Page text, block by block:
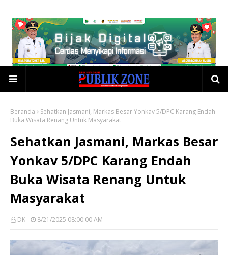
Beranda
Sehatkan Jasmani, Markas Besar Yonkav 5/DPC Karang Endah
Buka Wisata Renang Untuk Masyarakat
Sehatkan Jasmani, Markas Besar
Yonkav 5/DPC Karang Endah
Buka Wisata Renang Untuk
Masyarakat
DK 8/21/2025 08:00:00 AM